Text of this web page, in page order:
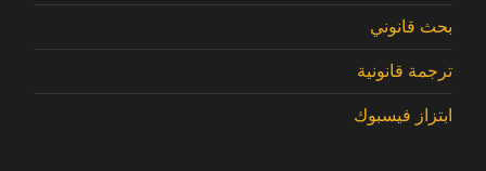
بحث قانوني
ترجمة قانونية
ابتزاز فيسبوك